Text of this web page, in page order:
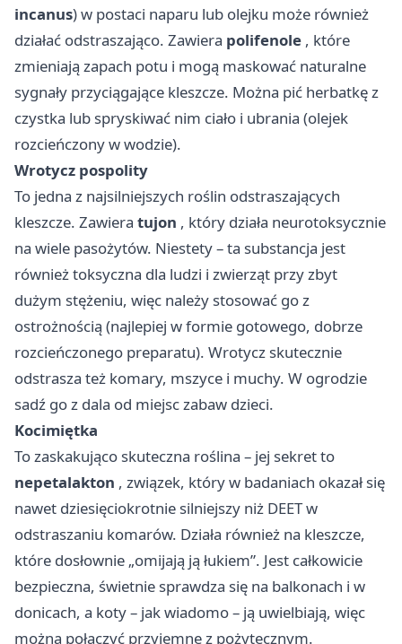
incanus) w postaci naparu lub olejku może również
działać odstraszająco. Zawiera polifenole , które
zmieniają zapach potu i mogą maskować naturalne
sygnały przyciągające kleszcze. Można pić herbatkę z
czystka lub spryskiwać nim ciało i ubrania (olejek
rozcieńczony w wodzie).
Wrotycz pospolity
To jedna z najsilniejszych roślin odstraszających
kleszcze. Zawiera tujon , który działa neurotoksycznie
na wiele pasożytów. Niestety – ta substancja jest
również toksyczna dla ludzi i zwierząt przy zbyt
dużym stężeniu, więc należy stosować go z
ostrożnością (najlepiej w formie gotowego, dobrze
rozcieńczonego preparatu). Wrotycz skutecznie
odstrasza też komary, mszyce i muchy. W ogrodzie
sadź go z dala od miejsc zabaw dzieci.
Kocimiętka
To zaskakująco skuteczna roślina – jej sekret to
nepetalakton , związek, który w badaniach okazał się
nawet dziesięciokrotnie silniejszy niż DEET w
odstraszaniu komarów. Działa również na kleszcze,
które dosłownie „omijają ją łukiem”. Jest całkowicie
bezpieczna, świetnie sprawdza się na balkonach i w
donicach, a koty – jak wiadomo – ją uwielbiają, więc
można połączyć przyjemne z pożytecznym.